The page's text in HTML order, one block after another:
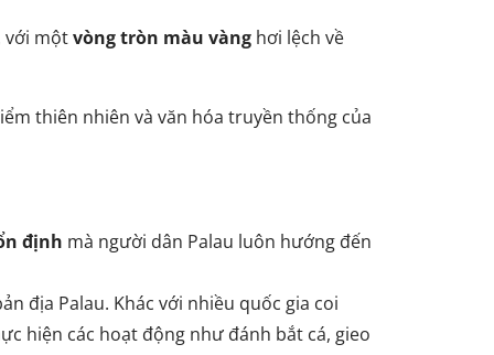
với mộtvòng tròn màu vàng hơi lệch về
thiên nhiên và văn hóa truyền thống của
định mà người dân Palau luôn hướng đến
địa Palau. Khác với nhiều quốc gia coi
hiện các hoạt động như đánh bắt cá, gieo